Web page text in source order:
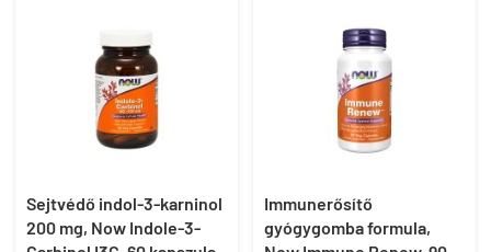
Sejtvédő indol-3-karninol
200 mg, Now Indole-3-
Immunerősítő
gyógygomba formula,